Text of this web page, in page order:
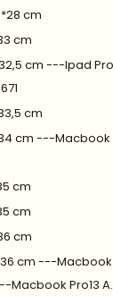
cm
cm
cm ---Ipad
cm
cm ---Macbook
cm
cm
cm
cm ---Macbook
Macbook Pro13